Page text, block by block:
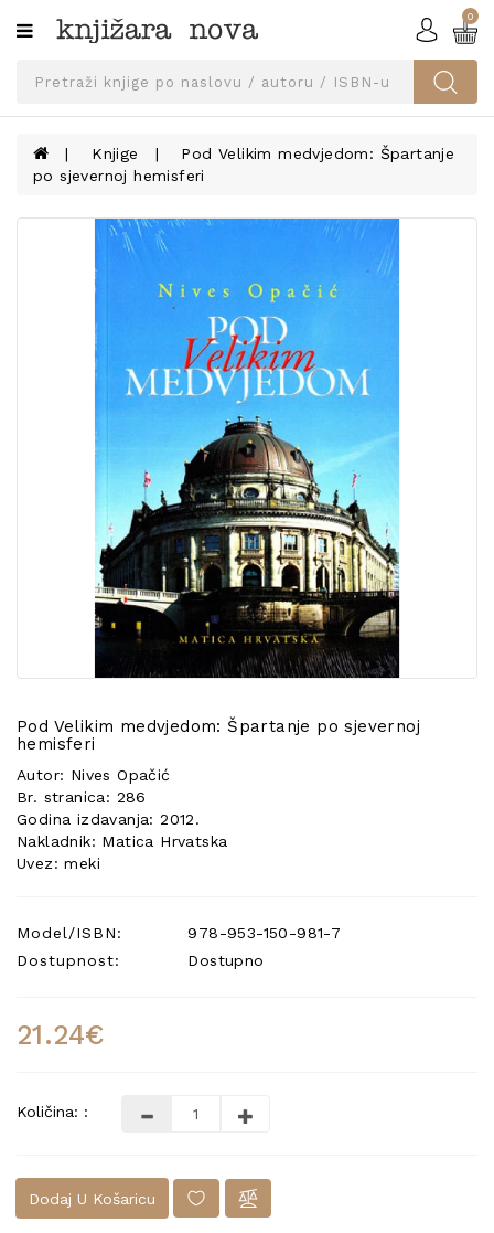
Kategorije
SVEUČILIŠNA
UDŽBENICI
PRIBOR
UDŽBENIKE!
POSEBNA
0
Knjige
Pod Velikim medvjedom: Špartanje
po sjevernoj hemisferi
Pod Velikim medvjedom: Špartanje po sjevernoj
hemisferi
Autor: Nives Opačić
Br. stranica: 286
Godina izdavanja: 2012.
Nakladnik: Matica Hrvatska
Uvez: meki
Model/ISBN:
978-953-150-981-7
Dostupnost:
Dostupno
21.24€
Količina: :
Dodaj U Košaricu